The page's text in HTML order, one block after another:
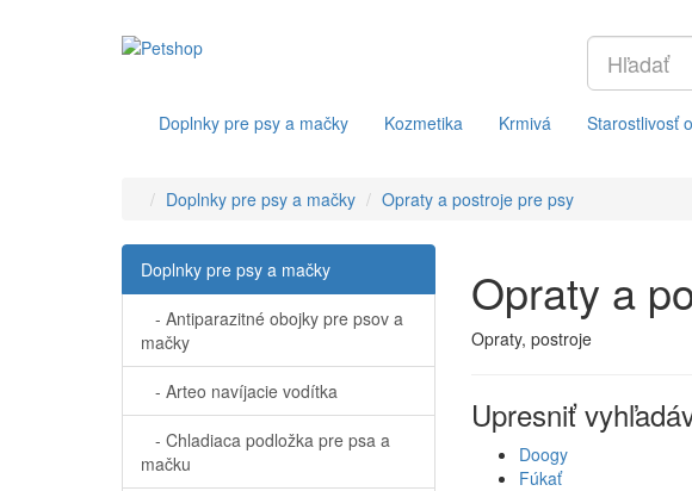
Doplnky pre psy a mačky Kozmetika Krmivá Starostlivosť
Doplnky pre psy a mačky Opraty a postroje pre psy
Doplnky pre psy a mačky
- Antiparazitné obojky pre psov a
mačky
- Arteo navíjacie vodítka
- Chladiaca podložka pre psa a
mačku
Opraty a
Opraty, postroje
Upresniť
Doogy
Fúkať